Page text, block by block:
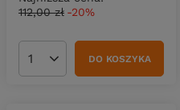
112,00 zł -20%
Ilość produktówDO KOSZYKA